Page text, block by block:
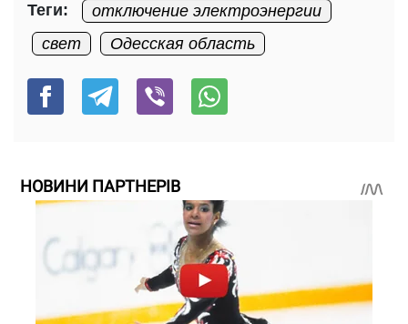
Теги:
отключение электроэнергии
свет
Одесская область
НОВИНИ ПАРТНЕРІВ